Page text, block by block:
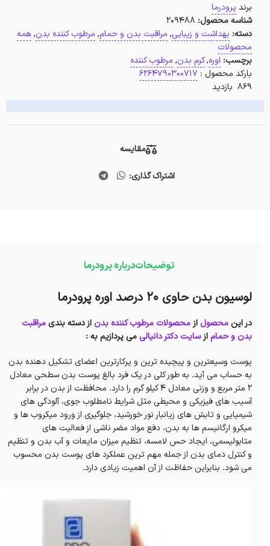
برند پرودرما
شناسه محصول: 209488
دسته: بهداشت و زیبایی, مراقبت بدن و حمام, مرطوب کننده بدن,همه
محصولات
برچسب: اوره,کرم بدن, مرطوب کننده
بارکد محصول : 6264790300717
869 بازدید
مقایسه
اشتراک گذاری:
توضیحاتدرباره پرودرما
لوسیون بدن حاوی 20 درصد اوره پرودرما
در این محصول از محصولات مرطوب کننده بدن از دسته بندی مراقبت
بدن و حمامازسایت دکتر دانیالیمی پردازیم به :
پوست وسیعترین و پیچیده ترین و پرکارترین اعضای تشکیل دهنده بدن
به حساب می آید. به طور کلی در یک فرد بالغ پوست بدن سطحی معادل
2 متر مربع و وزنی معادل 4 کیلو گرم را دارد. محافظت از بدن در برابر
آسیب های فیزیکی و محیطی مثل شرایط نامطلوب جوی، آلودگی های
شیمیایی و تابش های زیانبار نور خورشید، جلوگیری از ورود میکروب ها و
میکرو ارگانیسم ها به بدن، دفع مواد مضر ناشی از فعالیت های
متابولیسمی، ایجاد حس لامسه، تنظیم میزان مایعات و آب بدن و تنظیم
و کنترل دمای بدن از جمله مهم ترین عملکرد های پوست بدن محسوب
می شود. بنابراین حفاظت از آن اهمیت زیادی دارد.